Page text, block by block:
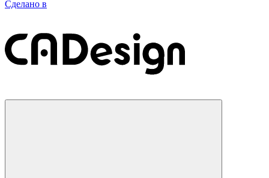
Сделано в